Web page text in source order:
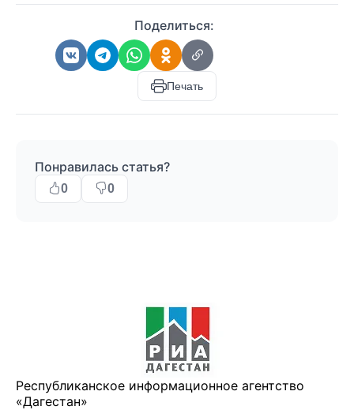
Поделиться:
Печать
Понравилась статья?
0 0
Республиканское информационное агентство
«Дагестан»